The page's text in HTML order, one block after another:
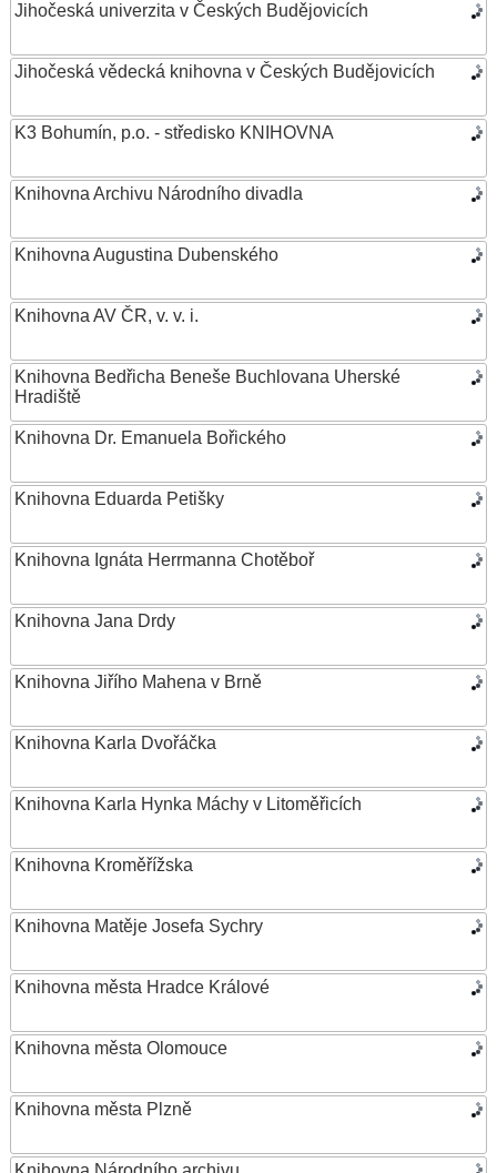
Jihočeská univerzita v Českých Budějovicích
Jihočeská vědecká knihovna v Českých Budějovicích
K3 Bohumín, p.o. - středisko KNIHOVNA
Knihovna Archivu Národního divadla
Knihovna Augustina Dubenského
Knihovna AV ČR, v. v. i.
Knihovna Bedřicha Beneše Buchlovana Uherské
Hradiště
Knihovna Dr. Emanuela Bořického
Knihovna Eduarda Petišky
Knihovna Ignáta Herrmanna Chotěboř
Knihovna Jana Drdy
Knihovna Jiřího Mahena v Brně
Knihovna Karla Dvořáčka
Knihovna Karla Hynka Máchy v Litoměřicích
Knihovna Kroměřížska
Knihovna Matěje Josefa Sychry
Knihovna města Hradce Králové
Knihovna města Olomouce
Knihovna města Plzně